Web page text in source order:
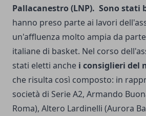
Pallacanestro (LNP). Sono stati
hanno preso parte ai lavori
un'affluenza molto ampia da
italiane di basket. Nel corso
stati eletti anche i consiglieri del
che risulta così composto: in
società di Serie A2, Armando
Roma), Altero Lardinelli (Aurora